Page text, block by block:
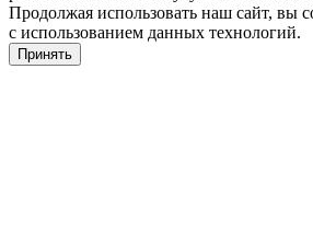
Продолжая использовать наш сайт, вы
с использованием данных технологий.
Принять